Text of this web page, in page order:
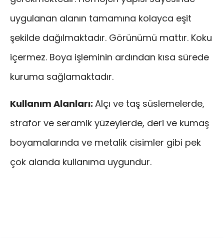
uygulanan alanın tamamına kolayca eşit
şekilde dağılmaktadır. Görünümü mattır. Koku
içermez. Boya işleminin ardından kısa sürede
kuruma sağlamaktadır.
Kullanım Alanları: Alçı ve taş süslemelerde,
strafor ve seramik yüzeylerde, deri ve kumaş
boyamalarında ve metalik cisimler gibi pek
çok alanda kullanıma uygundur.